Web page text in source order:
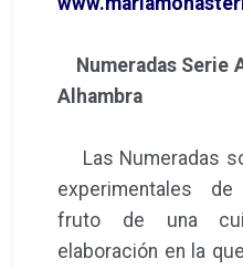
Numeradas Serie
Alhambra
Las Numeradas
experimentales
fruto de una
elaboración en la